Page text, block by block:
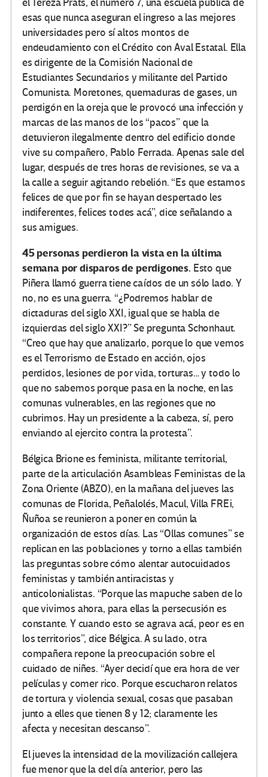
el Tereza Prats, el número 7, una escuela pública de
esas que nunca aseguran el ingreso a las mejores
universidades pero sí altos montos de
endeudamiento con el Crédito con Aval Estatal. Ella
es dirigente de la Comisión Nacional de
Estudiantes Secundarios y militante del Partido
Comunista. Moretones, quemaduras de gases, un
perdigón en la oreja que le provocó una infección y
marcas de las manos de los “pacos” que la
detuvieron ilegalmente dentro del edificio donde
vive su compañero, Pablo Ferrada. Apenas sale del
lugar, después de tres horas de revisiones, se va a
la calle a seguir agitando rebelión. “Es que estamos
felices de que por fin se hayan despertado les
indiferentes, felices todes acá”, dice señalando a
sus amigues.
45 personas perdieron la vista en la última
semana por disparos de perdigones. Esto que
Piñera llamó guerra tiene caídos de un sólo lado. Y
no, no es una guerra. “¿Podremos hablar de
dictaduras del siglo XXI, igual que se habla de
izquierdas del siglo XXI?” Se pregunta Schonhaut.
“Creo que hay que analizarlo, porque lo que vemos
es el Terrorismo de Estado en acción, ojos
perdidos, lesiones de por vida, torturas… y todo lo
que no sabemos porque pasa en la noche, en las
comunas vulnerables, en las regiones que no
cubrimos. Hay un presidente a la cabeza, sí, pero
enviando al ejercito contra la protesta”.
Bélgica Brione es feminista, militante territorial,
parte de la articulación Asambleas Feministas de la
Zona Oriente (ABZO), en la mañana del jueves las
comunas de Florida, Peñalolés, Macul, Villa FREi,
Ñuñoa se reunieron a poner en común la
organización de estos días. Las “Ollas comunes” se
replican en las poblaciones y torno a ellas también
las preguntas sobre cómo alentar autocuidados
feministas y también antiracistas y
anticolonialistas. “Porque las mapuche saben de lo
que vivimos ahora, para ellas la persecusión es
constante. Y cuando esto se agrava acá, peor es en
los territorios”, dice Bélgica. A su lado, otra
compañera repone la preocupación sobre el
cuidado de niñes. “Ayer decidí que era hora de ver
películas y comer rico. Porque escucharon relatos
de tortura y violencia sexual, cosas que pasaban
junto a elles que tienen 8 y 12; claramente les
afecta y necesitan descanso”.
El jueves la intensidad de la movilización callejera
fue menor que la del día anterior, pero las